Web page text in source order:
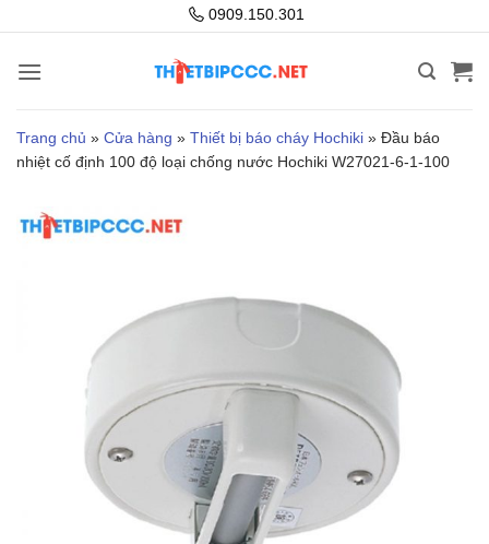
nội
0909.150.301
Trang chủ » Cửa hàng » Thiết bị báo cháy Hochiki » Đầu báo
nhiệt cố định 100 độ loại chống nước Hochiki W27021-6-1-100